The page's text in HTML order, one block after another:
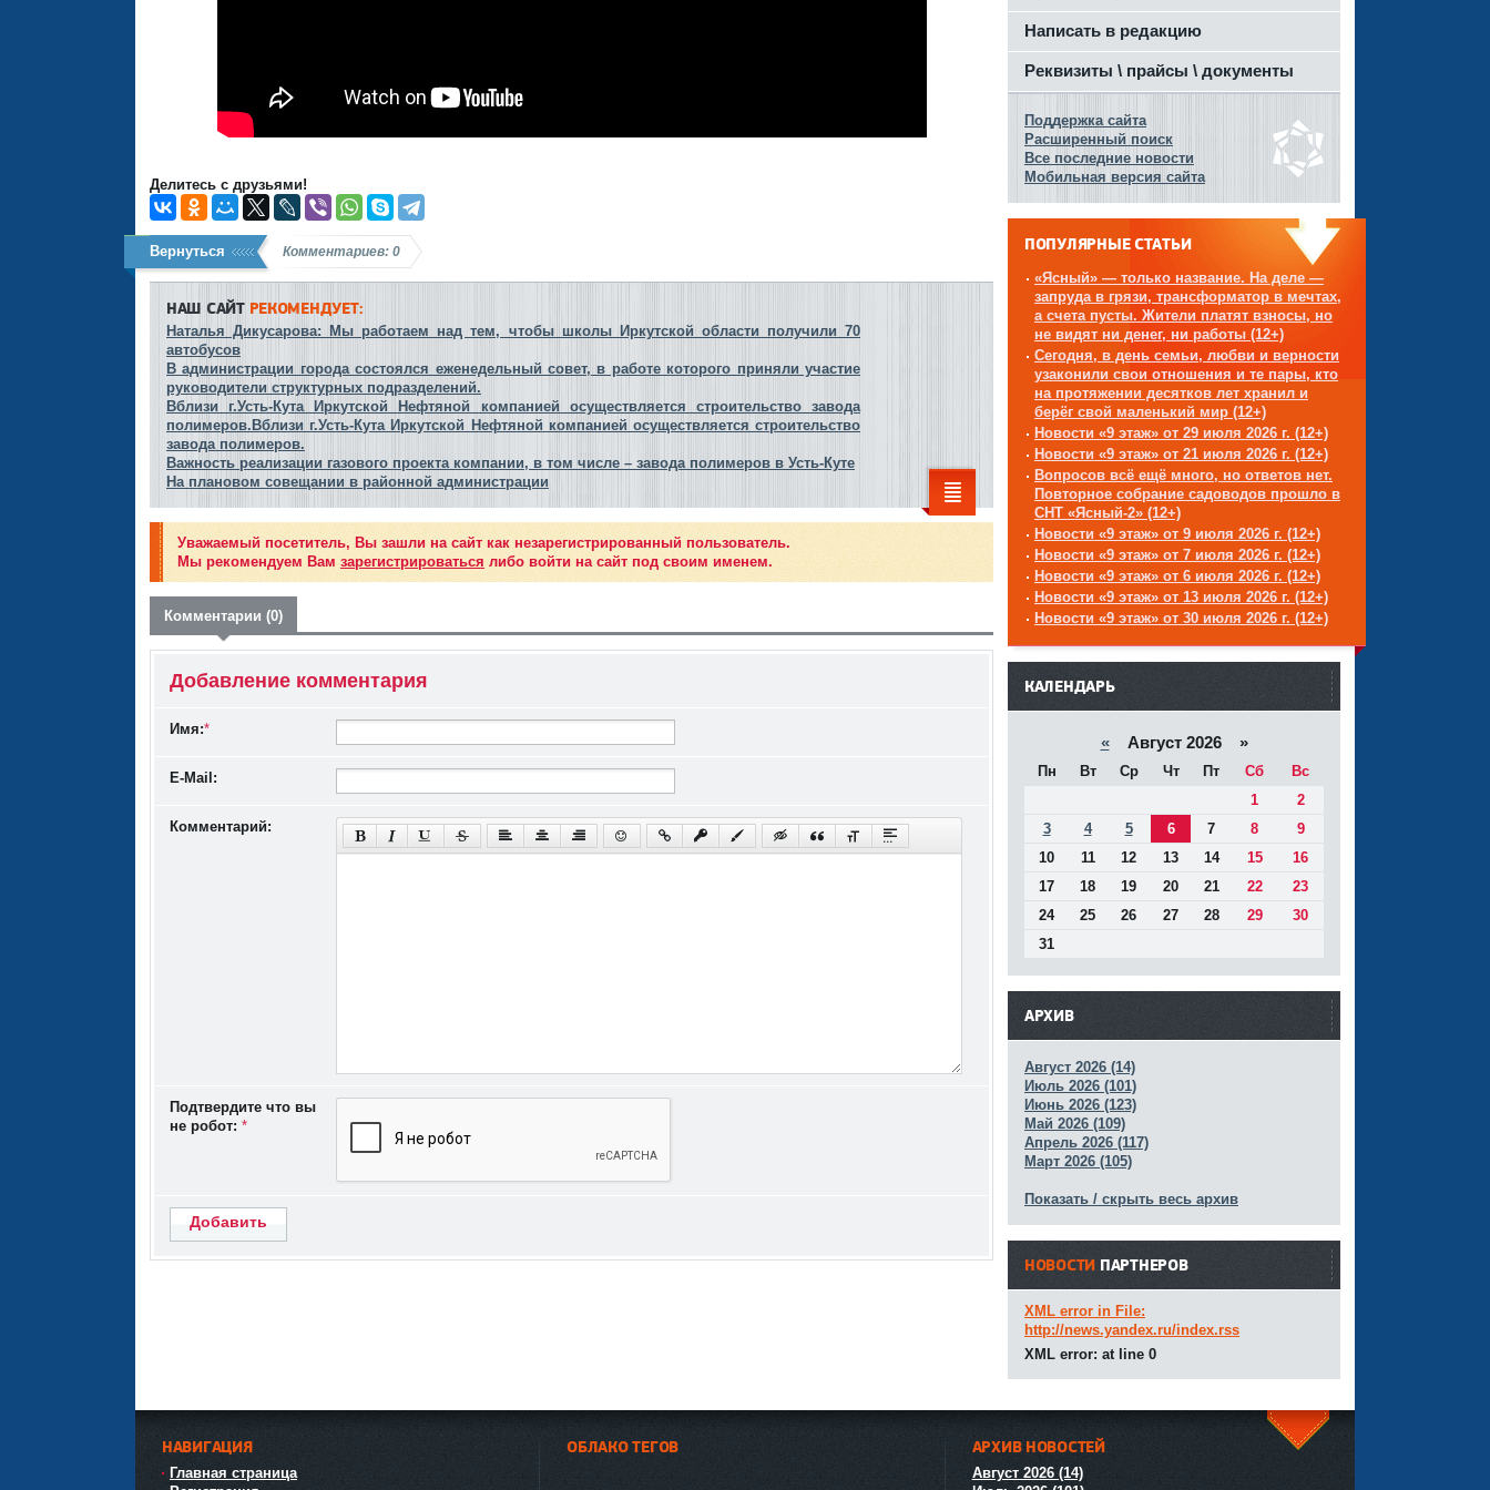
Делитесь с друзьями!
Вернуться Комментариев: 0
НАШ САЙТРЕКОМЕНДУЕТ:
Наталья Дикусарова: Мы работаем над тем, чтобы школы Иркутской области получили 70
автобусов
В администрации города состоялся еженедельный совет, в работе которого приняли участие
руководители структурных подразделений.
Вблизи г.Усть-Кута Иркутской Нефтяной компанией осуществляется строительство завода
полимеров.Вблизи г.Усть-Кута Иркутской Нефтяной компанией осуществляется строительство
завода полимеров.
Важность реализации газового проекта компании, в том числе – завода полимеров в Усть-Куте
На плановом совещании в районной администрации
Уважаемый посетитель, Вы зашли на сайт как незарегистрированный пользователь.
Мы рекомендуем Вам зарегистрироваться либо войти на сайт под своим именем.
Комментарии (0)
Добавление комментария
Имя:*
E-Mail:
Комментарий:
Подтвердите что вы
не робот: *
Добавить
Написать в редакцию
Реквизиты \ прайсы \ документы
Поддержка сайта
Расширенный поиск
Все последние новости
Мобильная версия сайта
ПОПУЛЯРНЫЕ СТАТЬИ
«Ясный» — только название. На деле —
запруда в грязи, трансформатор в мечтах,
а счета пусты. Жители платят взносы, но
не видят ни денег, ни работы (12+)
Сегодня, в день семьи, любви и верности
узаконили свои отношения и те пары, кто
на протяжении десятков лет хранил и
берёг свой маленький мир (12+)
Новости «9 этаж» от 29 июля 2026 г. (12+)
Новости «9 этаж» от 21 июля 2026 г. (12+)
Вопросов всё ещё много, но ответов нет.
Повторное собрание садоводов прошло в
СНТ «Ясный-2» (12+)
Новости «9 этаж» от 9 июля 2026 г. (12+)
Новости «9 этаж» от 7 июля 2026 г. (12+)
Новости «9 этаж» от 6 июля 2026 г. (12+)
Новости «9 этаж» от 13 июля 2026 г. (12+)
Новости «9 этаж» от 30 июля 2026 г. (12+)
------
КАЛЕНДАРЬ
«Август 2026 »
Пн Вт Ср Чт Пт Сб
Вс
1
2
3
4 5 6 7 8
9
10
11 12 13 14 15
16
17
18 19 20 21 22
23
24
25 26 27 28 29
30
31
АРХИВ
Август 2026 (14)
Июль 2026 (101)
Июнь 2026 (123)
Май 2026 (109)
Апрель 2026 (117)
Март 2026 (105)
Показать / скрыть весь архив
НОВОСТИ ПАРТНЕРОВ
XML error in File:
http://news.yandex.ru/index.rss
XML error: at line 0
НАВИГАЦИЯ
Главная страница
ОБЛАКО ТЕГОВ АРХИВ НОВОСТЕЙ
Август 2026 (14)